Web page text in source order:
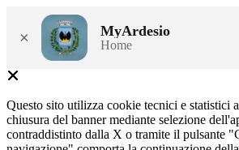
× MyArdesio
Home
Questo sito utilizza cookie tecnici e statistici
chiusura del banner mediante selezione
contraddistinto dalla X o tramite il pulsante